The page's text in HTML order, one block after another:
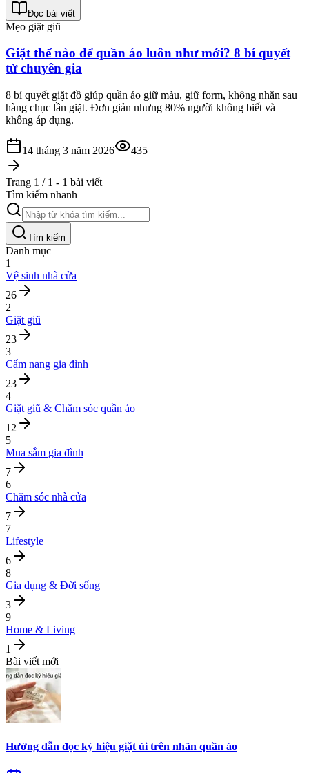
Đọc bài viết
Mẹo giặt giũ
Giặt thế nào để quần áo luôn như mới? 8 bí quyết
từ chuyên gia
8 bí quyết giặt đồ giúp quần áo giữ màu, giữ form, không nhăn sau
hàng chục lần giặt. Đơn giản nhưng 80% người không biết và
không áp dụng.
14 tháng 3 năm 2026 435
Trang 1 / 1 - 1 bài viết
Tìm kiếm nhanh
Tìm kiếm
Danh mục
1
Vệ sinh nhà cửa
26
2
Giặt giũ
23
3
Cẩm nang gia đình
23
4
Giặt giũ & Chăm sóc quần áo
12
5
Mua sắm gia đình
7
6
Chăm sóc nhà cửa
7
7
Lifestyle
6
8
Gia dụng & Đời sống
3
9
Home & Living
1
Bài viết mới
Hướng dẫn đọc ký hiệu giặt ủi trên nhãn quần áo